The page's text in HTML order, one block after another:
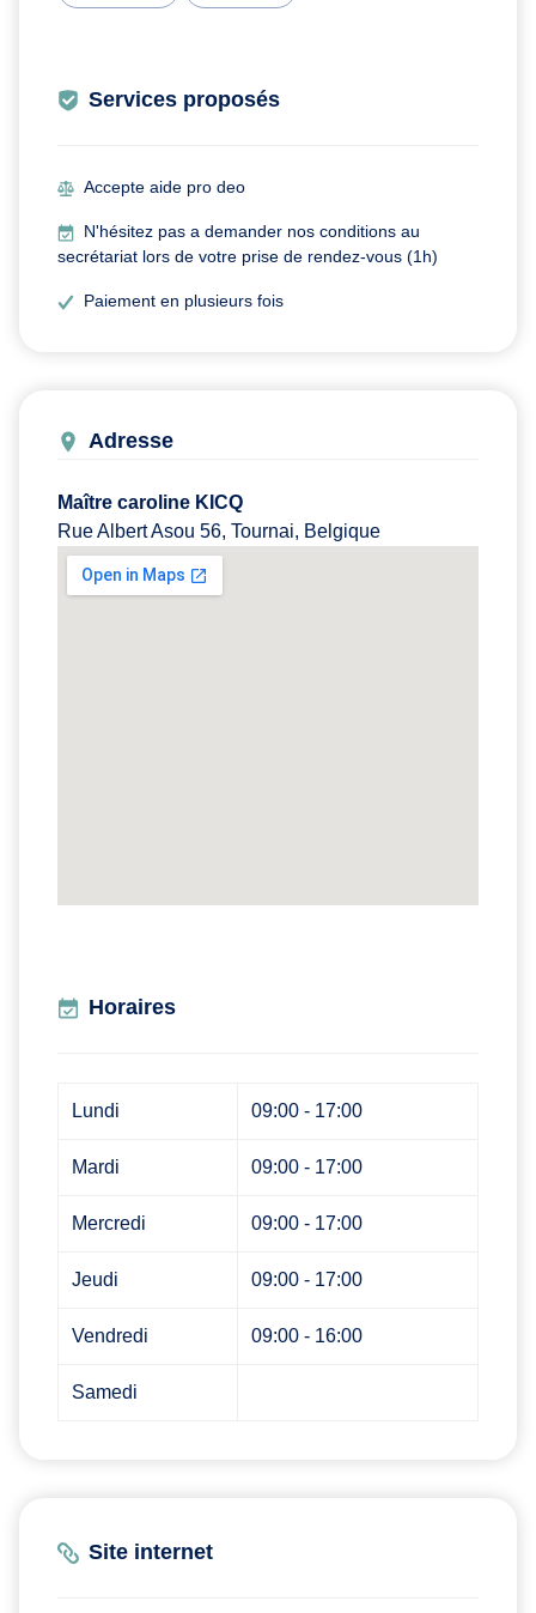
Services proposés
Accepte aide pro deo
N'hésitez pas a demander nos conditions au
secrétariat lors de votre prise de rendez-vous (1h)
Paiement en plusieurs fois
Adresse
Maître caroline KICQ
Rue Albert Asou 56, Tournai, Belgique
Horaires
Lundi 09:00 - 17:00
Mardi 09:00 - 17:00
Mercredi 09:00 - 17:00
Jeudi 09:00 - 17:00
Vendredi 09:00 - 16:00
Samedi
Site internet